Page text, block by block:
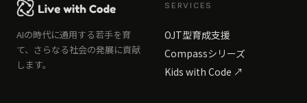
AIの時代に通用する若手を育
て、さらなる社会の発展に貢献
します。
SERVICES
OJT型育成支援
Compassシリーズ
Kids with Code ↗